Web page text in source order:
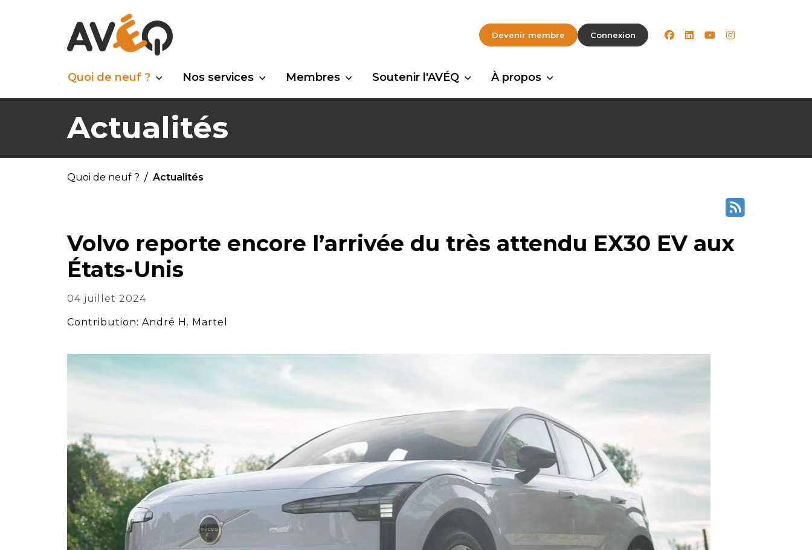
Devenir membre Connexion facebook
linkedinyoutubeinstagram
Quoi de neuf ? Nos services Membres Soutenir l'AVÉQ À propos
Actualités
Quoi de neuf ? Actualités
Volvo reporte encore l’arrivée du très attendu EX30 EV aux
États-Unis
04 juillet 2024
Contribution: André H. Martel